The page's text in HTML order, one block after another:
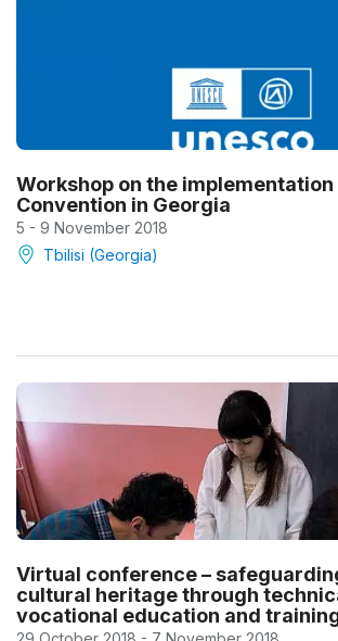
Workshop on the
Convention in Georgia
5 - 9 November 2018
Tbilisi (Georgia)
Virtual conference –
cultural heritage through
vocational education and